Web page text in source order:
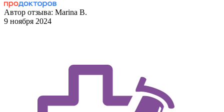
Автор отзыва: Marina B.
9 ноября 2024